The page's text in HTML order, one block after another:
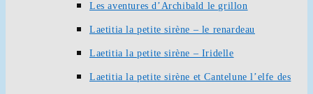
Les aventures d’Archibald le grillon
Laetitia la petite sirène – le renardeau
Laetitia la petite sirène – Iridelle
Laetitia la petite sirène et Cantelune l’elfe des